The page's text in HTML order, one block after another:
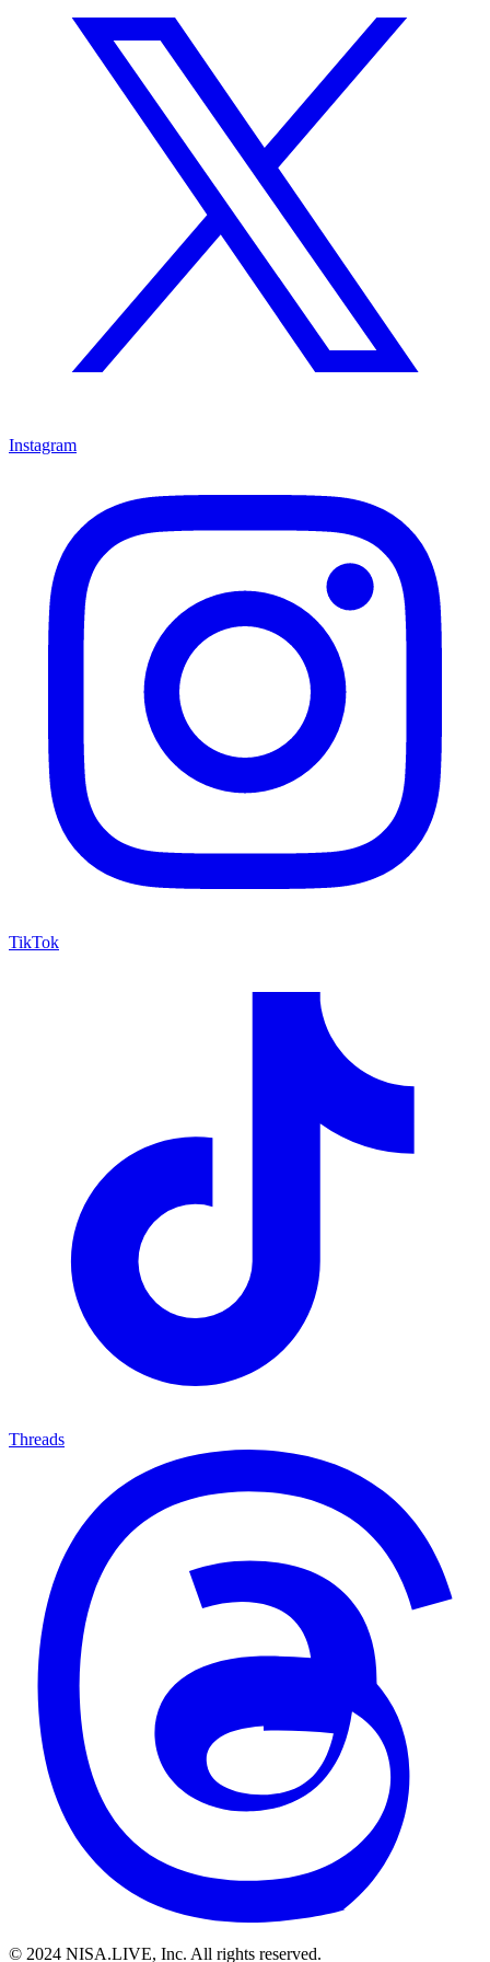
Instagram
TikTok
Threads
© 2024 NISA.LIVE, Inc. All rights reserved.